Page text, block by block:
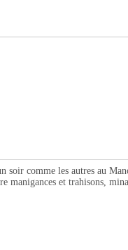
soir comme les autres au
et trahisons,